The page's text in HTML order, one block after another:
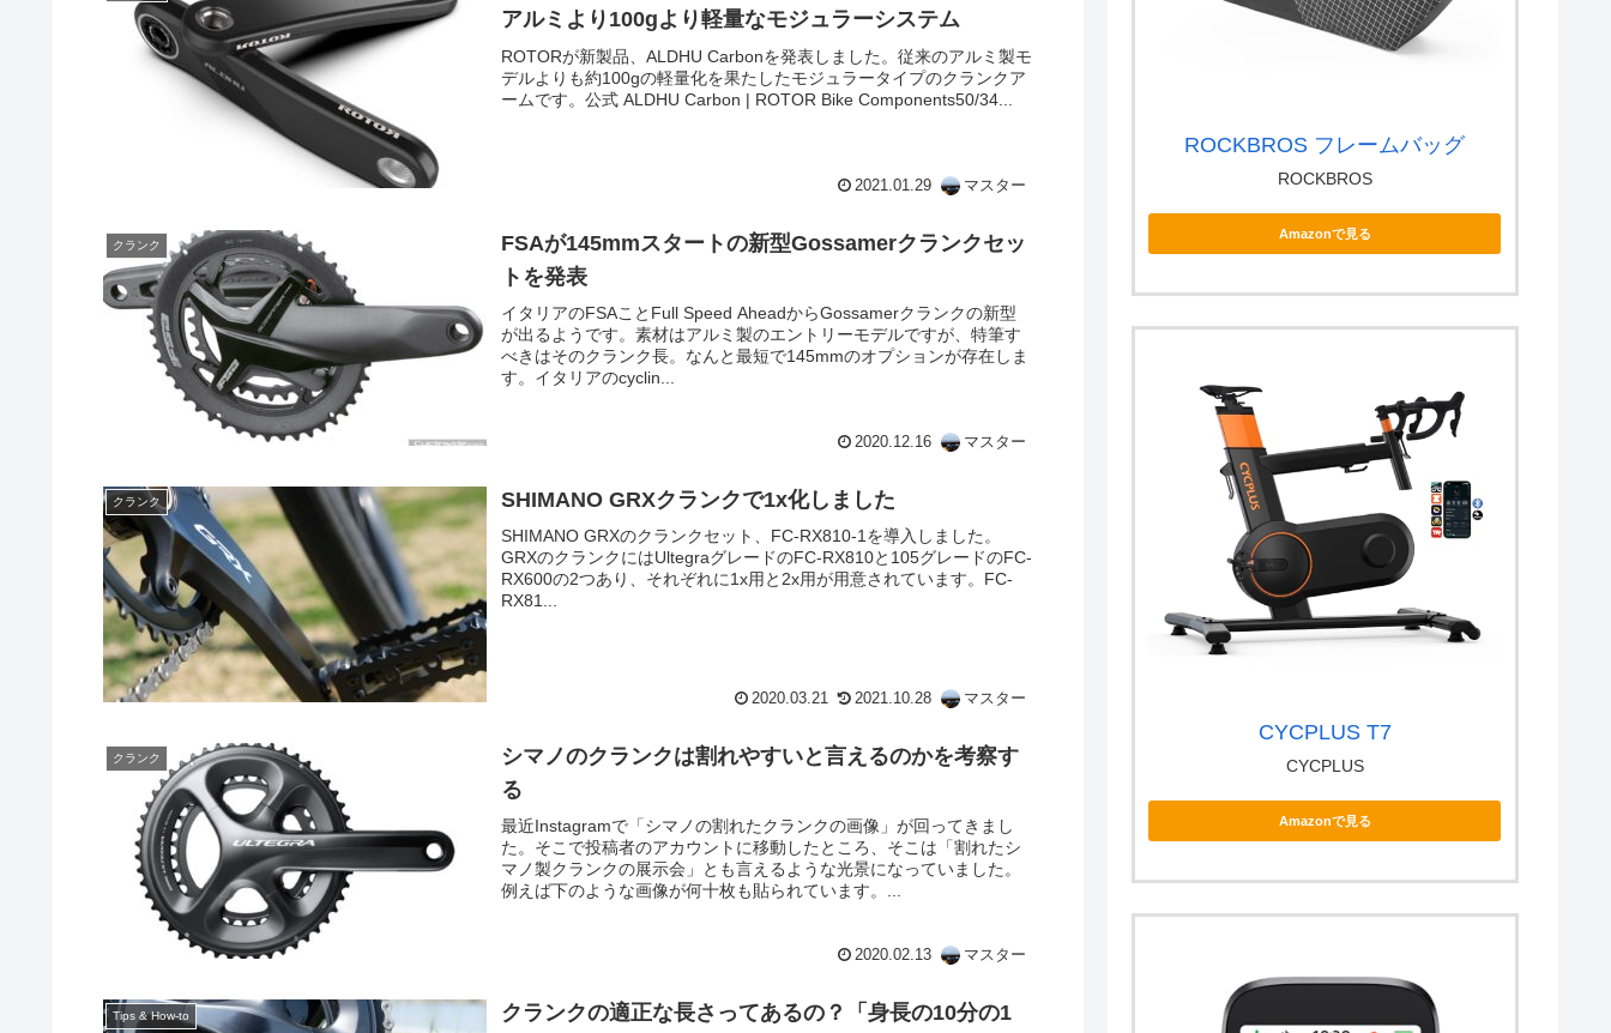
アルミより100gより軽量なモジュラーシステム
ROTORが新製品、ALDHU Carbonを発表しました。従来のアルミ製モ
デルよりも約100gの軽量化を果たしたモジュラータイプのクランクア
ームです。公式 ALDHU Carbon | ROTOR Bike Components50/34...
2021.01.29 マスター
クランク
FSAが145mmスタートの新型Gossamerクランクセッ
トを発表
イタリアのFSAことFull Speed AheadからGossamerクランクの新型
が出るようです。素材はアルミ製のエントリーモデルですが、特筆す
べきはそのクランク長。なんと最短で145mmのオプションが存在しま
す。イタリアのcyclin...
2020.12.16 マスター
クランク SHIMANO GRXクランクで1x化しました
SHIMANO GRXのクランクセット、FC-RX810-1を導入しました。
GRXのクランクにはUltegraグレードのFC-RX810と105グレードのFC-
RX600の2つあり、それぞれに1x用と2x用が用意されています。FC-
RX81...
2020.03.21 2021.10.28 マスター
クランク
シマノのクランクは割れやすいと言えるのかを考察す
る
最近Instagramで「シマノの割れたクランクの画像」が回ってきまし
た。そこで投稿者のアカウントに移動したところ、そこは「割れたシ
マノ製クランクの展示会」とも言えるような光景になっていました。
例えば下のような画像が何十枚も貼られています。...
2020.02.13 マスター
Tips & How-to
クランクの適正な長さってあるの？「身長の10分の1
ROCKBROS フレームバッグ
ROCKBROS
Amazonで見る
CYCPLUS T7
CYCPLUS
Amazonで見る